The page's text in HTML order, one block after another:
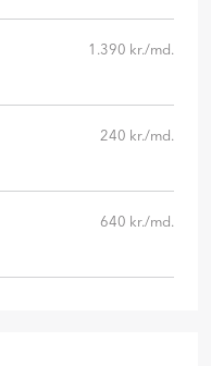
1.390 kr./md.
240 kr./md.
640 kr./md.